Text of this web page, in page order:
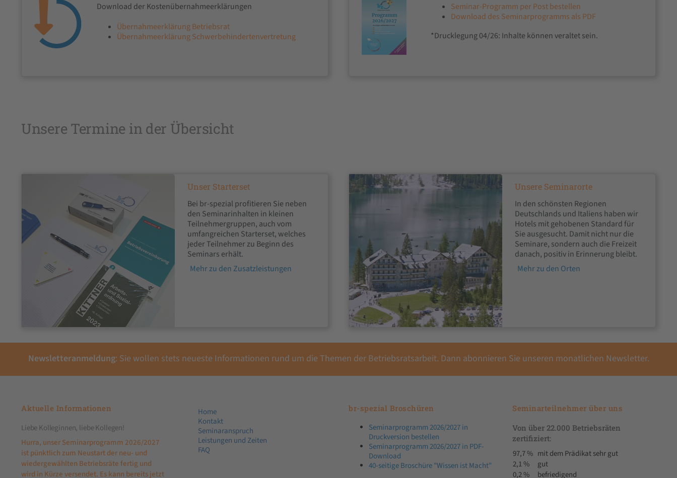
Download der Kostenübernahmeerklärungen
Übernahme­erklärung Betriebsrat
Übernahme­erklärung Schwerbehinderten­vertretung
Seminar-Programm per Post bestellen
Download des Seminarprogramms als PDF
*Drucklegung 04/26: Inhalte können veraltet sein.
Unsere Termine in der Übersicht
Unser Starterset
Bei br-spezial profitieren Sie neben
den Seminarinhalten in kleinen
Teilnehmergruppen, auch vom
umfangreichen Starterset, welches
jeder Teilnehmer zu Beginn des
Seminars erhält.
Mehr zu den Zusatzleistungen
Unsere Seminarorte
In den schönsten Regionen
Deutschlands und Italiens haben wir
Hotels mit gehobenen Standard für
Sie ausgesucht. Damit nicht nur die
Seminare, sondern auch die Freizeit
danach, positiv in Erinnerung bleibt.
Mehr zu den Orten
Newsletteranmeldung: Sie wollen stets neueste Informationen rund um die Themen der Betriebsratsarbeit. Dann abonnieren Sie unseren monatlichen Newsletter.
Aktuelle Informationen
Liebe Kolleginnen, liebe Kollegen!
Hurra, unser Seminarprogramm 2026/2027
ist pünktlich zum Neustart der neu- und
wiedergewählten Betriebsräte fertig und
wird in Kürze versendet. Es kann bereits jetzt
Home
Kontakt
Seminaranspruch
Leistungen und Zeiten
FAQ
br-spezial Broschüren
Seminarprogramm 2026/2027 in
Druckversion bestellen
Seminarprogramm 2026/2027 in PDF-
Download
40-seitige Broschüre "Wissen ist Macht"
Seminarteilnehmer über uns
Von über 22.000 Betriebsräten
zertifiziert:
97,7 % mit dem Prädikat sehr gut
2,1 %
gut
0,2 %
befriedigend